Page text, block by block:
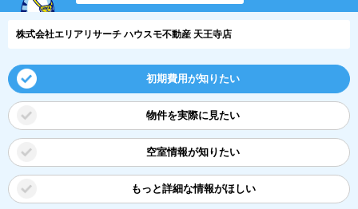
株式会社エリアリサーチ ハウスモ不動産 天王寺店
初期費用が知りたい
物件を実際に見たい
空室情報が知りたい
もっと詳細な情報がほしい